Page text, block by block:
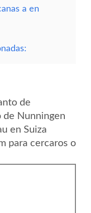
a en
de
de Nunningen
en Suiza
para cercaros o